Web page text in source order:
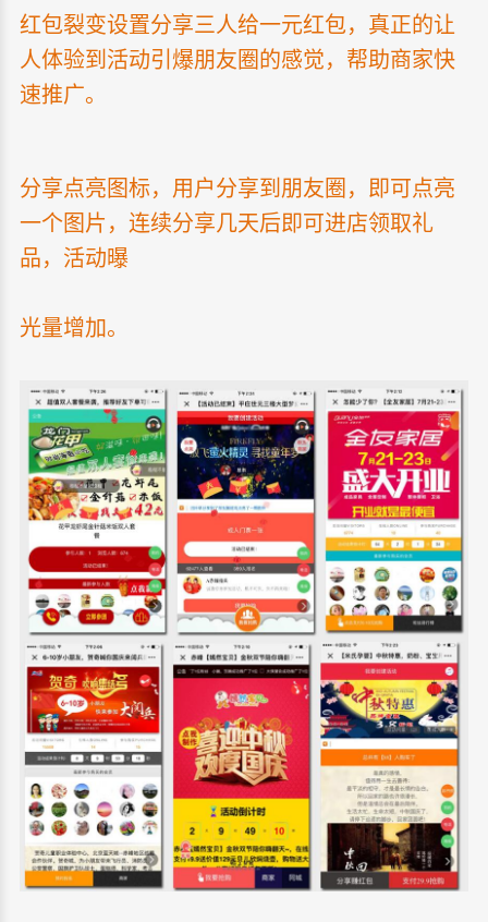
红包裂变设置分享三人给一元红包，真正的让
人体验到活动引爆朋友圈的感觉，帮助商家快
速推广。
分享点亮图标，用户分享到朋友圈，即可点亮
一个图片，连续分享几天后即可进店领取礼
品，活动曝
光量增加。